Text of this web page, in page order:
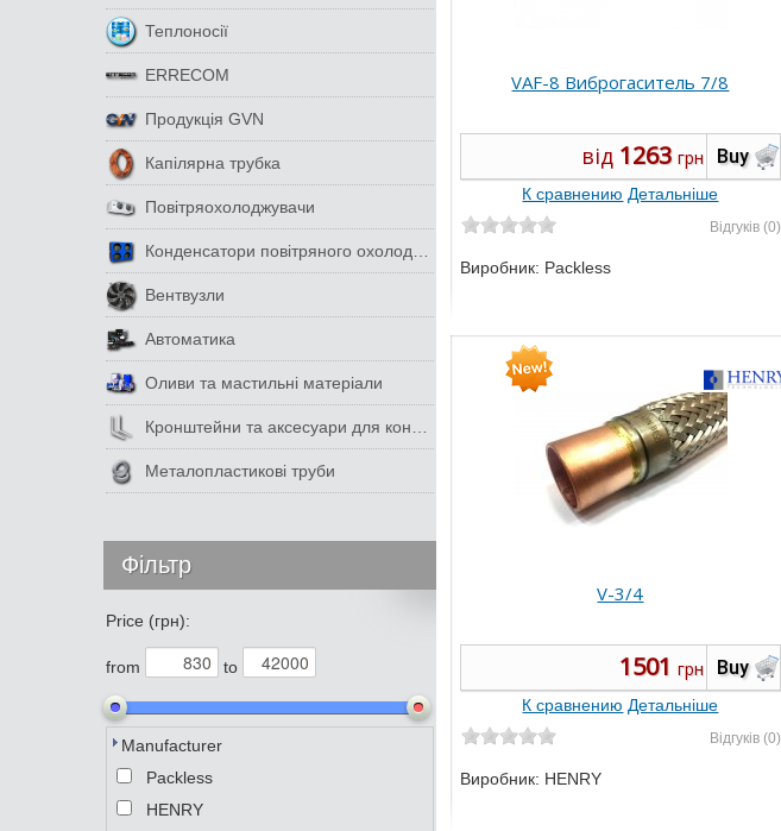
VAF-8 Виброгаситель 7/8
Buy
від 1263 грн
К сравнению Детальніше
Відгуків (0)
Виробник: Packless
V-3/4
Buy
1501 грн
К сравнению Детальніше
Відгуків (0)
Виробник: HENRY
Теплоносії
ERRECOM
Продукція GVN
Капілярна трубка
Повітряохолоджувачи
Конденсатори повітряного охолодження
Вентвузли
Автоматика
Оливи та мастильні матеріали
Кронштейни та аксесуари для кондиціонерів
Металопластикові труби
Фільтр
Price (грн):
from to
Manufacturer
Packless
HENRY